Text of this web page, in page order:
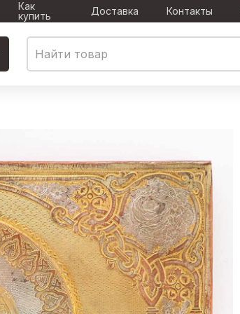
Как
купить
Доставка Контакты